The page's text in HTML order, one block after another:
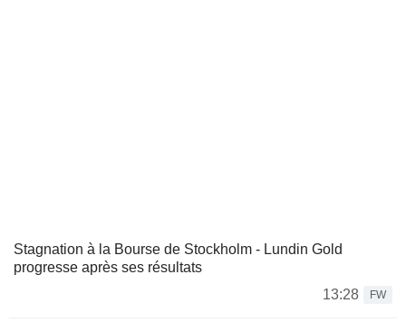
Stagnation à la Bourse de Stockholm - Lundin Gold
progresse après ses résultats
13:28
FW